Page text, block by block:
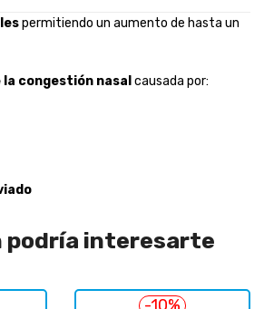
permitiendo un aumento de hasta un
la congestión nasal causada por:
podría interesarte